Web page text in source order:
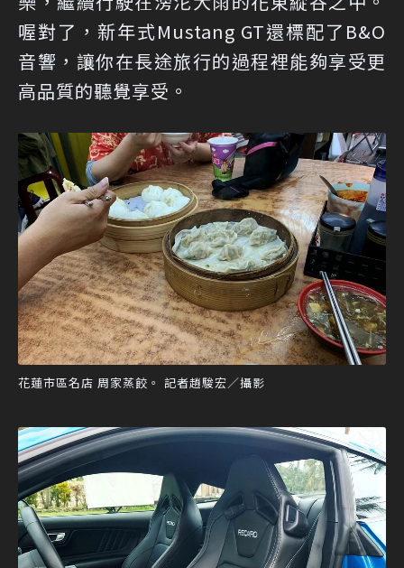
喔對了，新年式Mustang GT還標配了B&O
音響，讓你在長途旅行的過程裡能夠享受更
高品質的聽覺享受。
花蓮市區名店 周家蒸餃。 記者趙駿宏／攝影